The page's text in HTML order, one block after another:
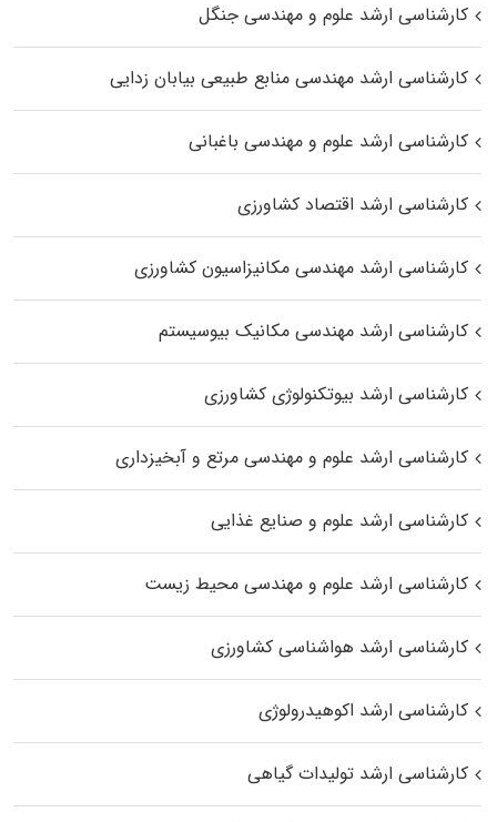
کارشناسی ارشد علوم و مهندسی جنگل
کارشناسی ارشد مهندسی منابع طبیعی بیابان زدایی
کارشناسی ارشد علوم و مهندسی باغبانی
کارشناسی ارشد اقتصاد کشاورزی
کارشناسی ارشد مهندسی مکانیزاسیون کشاورزی
کارشناسی ارشد مهندسی مکانیک بیوسیستم
کارشناسی ارشد بیوتکنولوژی کشاورزی
کارشناسی ارشد علوم و مهندسی مرتع و آبخیزداری
کارشناسی ارشد علوم و صنایع غذایی
کارشناسی ارشد علوم و مهندسی محیط زیست
کارشناسی ارشد هواشناسی کشاورزی
کارشناسی ارشد اکوهیدرولوژی
کارشناسی ارشد تولیدات گیاهی